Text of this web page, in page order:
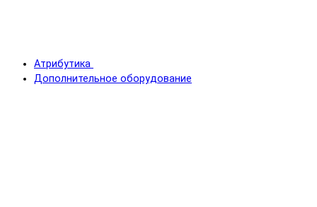
Атрибутика
Дополнительное оборудование